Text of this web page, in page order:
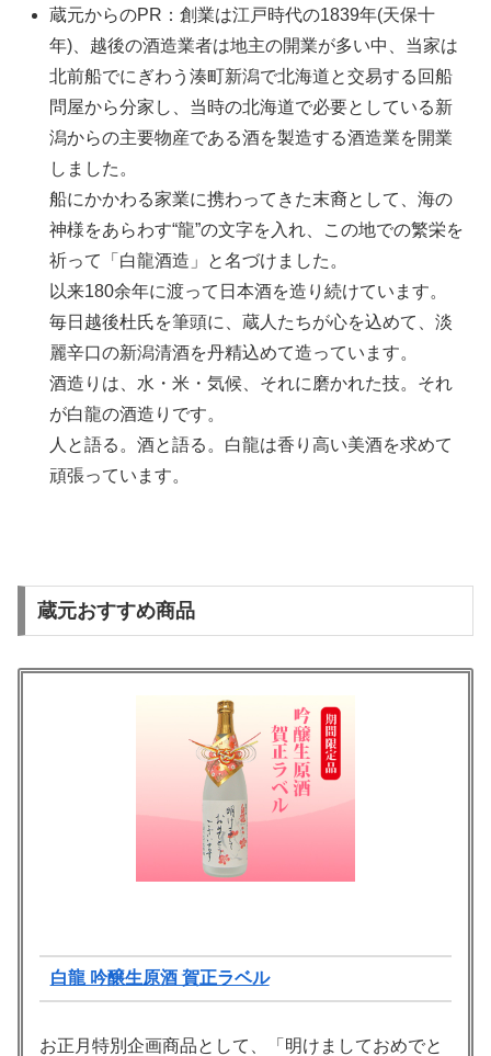
蔵元からのPR：創業は江戸時代の1839年(天保十
年)、越後の酒造業者は地主の開業が多い中、当家は
北前船でにぎわう湊町新潟で北海道と交易する回船
問屋から分家し、当時の北海道で必要としている新
潟からの主要物産である酒を製造する酒造業を開業
しました。
船にかかわる家業に携わってきた末裔として、海の
神様をあらわす“龍”の文字を入れ、この地での繁栄を
祈って「白龍酒造」と名づけました。
以来180余年に渡って日本酒を造り続けています。
毎日越後杜氏を筆頭に、蔵人たちが心を込めて、淡
麗辛口の新潟清酒を丹精込めて造っています。
酒造りは、水・米・気候、それに磨かれた技。それ
が白龍の酒造りです。
人と語る。酒と語る。白龍は香り高い美酒を求めて
頑張っています。
蔵元おすすめ商品
白龍 吟醸生原酒 賀正ラベル
お正月特別企画商品として、「明けましておめでと